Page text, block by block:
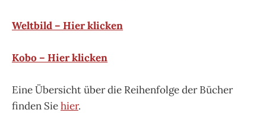
Weltbild – Hier klicken
Kobo – Hier klicken
Eine Übersicht über die Reihenfolge der Bücher
finden Siehier.